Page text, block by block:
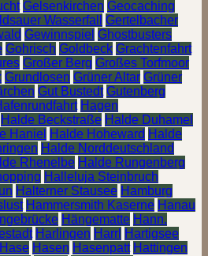
Gelsenkirchen Geocaching
Wasserfall
Gertelbacher
Gewinnspiel Ghostbusters
Gohrisch Goldbeck Grachtenfahrt
Großer Berg Großes Torfmoor
Grundlosen Grüner Altar Grüner
Gut Bustedt Gutenberg
Hagen
Halde Beckstraße Halde Duhamel
Haniel Halde Hoheward Halde
Halde Norddeutschland
Rhenelbe Halde Rungenberg
Halleluja Steinbruch
Halterner Stausee Hamburg
Hammersmith Kaserne Hanau
Hängematte Hann.
Harlingen Harrl Hartigsee
Hase Hasen Hasenpatt Hattingen